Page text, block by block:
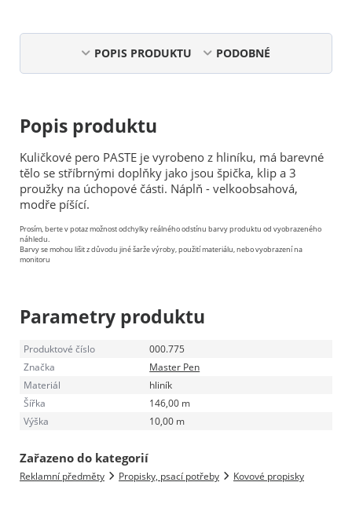
POPIS PRODUKTU PODOBNÉ
Popis produktu
Kuličkové pero PASTE je vyrobeno z hliníku, má barevné
tělo se stříbrnými doplňky jako jsou špička, klip a 3
proužky na úchopové části. Náplň - velkoobsahová,
modře píšící.
Prosím, berte v potaz možnost odchylky reálného odstínu barvy produktu od vyobrazeného
náhledu.
Barvy se mohou lišit z důvodu jiné šarže výroby, použití materiálu, nebo vyobrazení na
monitoru
Parametry produktu
Produktové číslo
000.775
Značka
Master Pen
Materiál
hliník
Šířka
146,00 m
Výška
10,00 m
Zařazeno do kategorií
Reklamní předměty Propisky, psací potřeby Kovové propisky